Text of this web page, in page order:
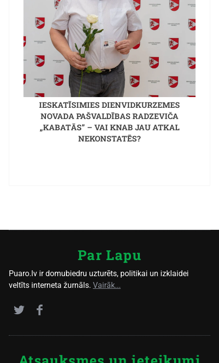
IESKATĪSIMIES DIENVIDKURZEMES
NOVADA PAŠVALDĪBAS RADZEVIČA
„KABATĀS” – VAI KNAB JAU ATKAL
NEKONSTATĒS?
Par Lapu
Puaro.lv ir domubiedru uzturēts, politikai un izklaidei
veltīts interneta žurnāls. Vairāk...